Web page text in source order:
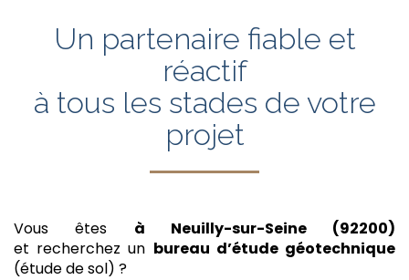
Un partenaire fiable et
réactif
à tous les stades de votre
projet
Vous êtes à Neuilly-sur-Seine (92200)
et recherchez un bureau d’étude géotechnique
(étude de sol) ?